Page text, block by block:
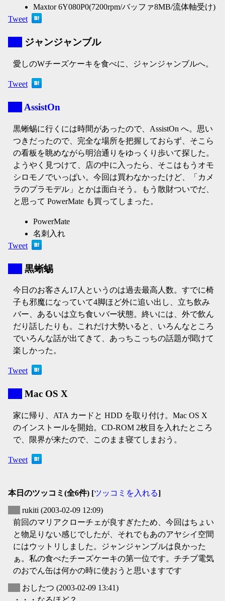
Maxtor 6Y080P0(7200rpm/バッファ8MB/流体軸受け)
Tweet
ジャンジャンブル
愛しのWチーズケーキを食べに、ジャンジャンブルへ。
Tweet
AssistOn
黒蜥蜴に行くには時間があったので、AssistOn へ。思い
つきだったので、完全な場所を把握しておらず、そこら
の看板を眺めながら明治通りをゆっくり歩いて探した。
ようやく見つけて、店の中に入ったら、そこはもうオモ
シロモノでいっぱい。今回は買わなかったけど、「カメ
ラのプラモデル」とかは面白そう。もう散財ついでだ、
と思って PowerMate も買ってしまった。
PowerMate
名刺入れ
Tweet
黒蜥蜴
今日のお客さん17人というのは過去最高人数。すでに椅
子も邪魔になっていて4脚ほど外に追い出し、立ち飲み
バー、あるいは立ち食いバー状態。終いには、外で飲ん
だり話したりも。これだけ大勢いると、いろんなところ
でいろんな話が出てきて、あっちこっちの話題が聞けて
楽しかった。
Tweet
Mac OS X
家に帰り、ATA カードと HDD を取り付け。Mac OS X
のインストールを開始。CD-ROM 2枚目を入れたところ
で、限界が来たので、このまま寝てしまおう。
Tweet
本日のツッコミ(全6件) [ツッコミを入れる]
rukiti (2003-02-09 12:09)
前回のマリアクローチェが良すぎたため、今回はちょい
と物足りない感じでしたが、それでもあのアヤシイ空間
にはウットリしました。ジャンジャンブルは良かった
ぁ。私の食べたチーズケーキの第一位です。チチブ電気
のおでん缶は何かの時に使おうと思いますです
おしたつ (2003-02-09 13:41)